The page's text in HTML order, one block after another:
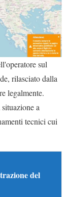
sul
rilasciato dalla
legalmente.
a
tecnici cui
del